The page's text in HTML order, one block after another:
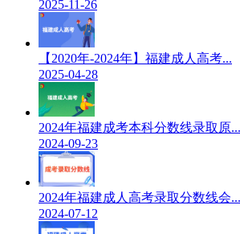
2025-11-26
【2020年-2024年】福建成人高考...
2025-04-28
2024年福建成考本科分数线录取原...
2024-09-23
2024年福建成人高考录取分数线会...
2024-07-12